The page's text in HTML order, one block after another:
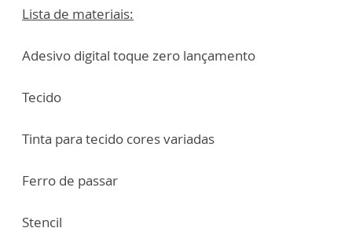
Lista de materiais:
Adesivo digital toque zero lançamento
Tecido
Tinta para tecido cores variadas
Ferro de passar
Stencil